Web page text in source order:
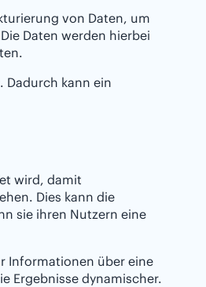
von Daten, um
Daten werden hierbei
Dadurch kann ein
wird, damit
Dies kann die
sie ihren Nutzern eine
Informationen über eine
Ergebnisse dynamischer.